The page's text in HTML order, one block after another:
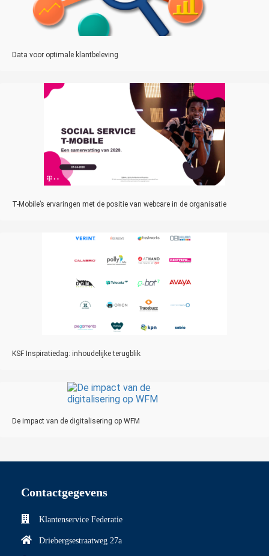
Data voor optimale klantbeleving
T-Mobile’s ervaringen met de positie van webcare in de organisatie
KSF Inspiratiedag: inhoudelijke terugblik
De impact van de digitalisering op WFM
Contactgegevens
Klantenservice Federatie
Driebergsestraatweg 27a